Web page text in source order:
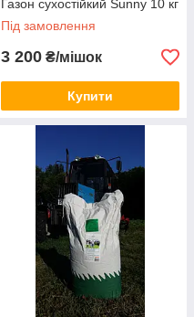
Газон сухостійкий Sunny 10 кг
Під замовлення
3 200 ₴/мішок
Купити